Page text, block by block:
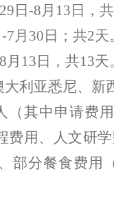
29 日 -8月 13 日，共
-7月 30 日；共2天
月 13 日，共13天
利亚悉尼、新
（其中申请费
费用、人文研
部分餐食费用